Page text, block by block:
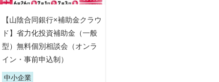
【山陰合同銀行×補助金クラウ
ド】省力化投資補助金（一般
型）無料個別相談会（オンラ
イン・事前申込制）
中小企業